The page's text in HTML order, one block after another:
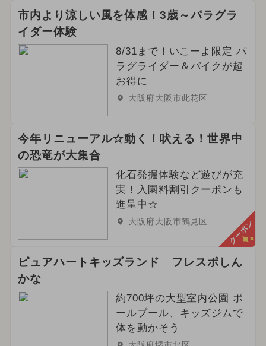
市内より涼しい風を体感！3歳～パラグラ
イダー体験
8/31まで！いこーよ限定 パ
ラグライダー＆バイクが超
お得に
大阪府大阪市此花区
今年リニューアル☆動く！吠える！世界中
の恐竜が大集合
化石発掘体験など遊びが充
実！入園料割引クーポンも
進呈中☆
大阪府大阪市鶴見区 クーポン
ピュアハートキッズランド フレスポしん
かな
約700坪の大型室内公園 ボ
ールプール、キッズジムで
体を動かそう